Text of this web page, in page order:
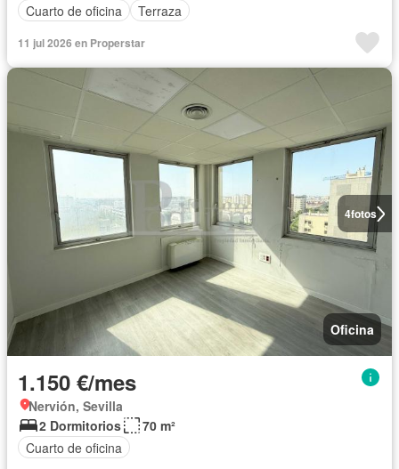
Cuarto de oficina
Terraza
11 jul 2026 en Properstar
4fotos
Oficina
1.150 €/mes
Nervión, Sevilla
2 Dormitorios
70 m²
Cuarto de oficina